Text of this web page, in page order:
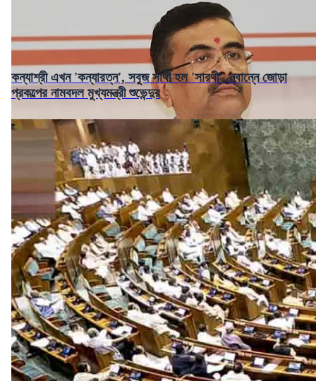
কন্যাশ্রী এখন 'কন্যারত্ন', সবুজ সাথী হল 'সারথী', নবান্নে জোড়া
প্রকল্পের নামবদল মুখ্যমন্ত্রী শুভেন্দুর